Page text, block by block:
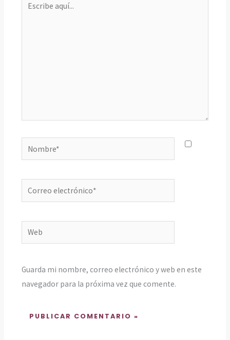
Nombre*
Correo
electrónico*
Web
Guarda mi nombre, correo electrónico y web en este
navegador para la próxima vez que comente.